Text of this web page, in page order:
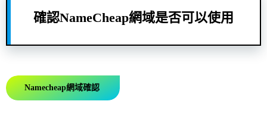
確認NameCheap網域是否可以使用
Namecheap網域確認